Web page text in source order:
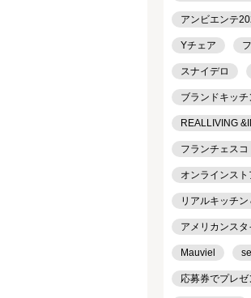
アンビエンテ
Yチェア
スナイデロ
ブランドキッチ
REALLIVING
フランチェス
オンラインスト
リアルキッチ
アメリカンスタ
Mauviel
応募券でプレゼ